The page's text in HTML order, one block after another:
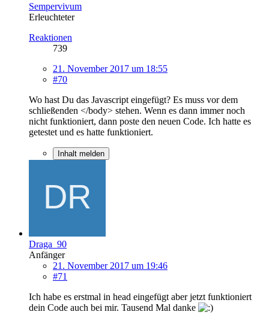
Sempervivum
Erleuchteter
Reaktionen
739
21. November 2017 um 18:55
#70
Wo hast Du das Javascript eingefügt? Es muss vor dem
schließenden </body> stehen. Wenn es dann immer noch
nicht funktioniert, dann poste den neuen Code. Ich hatte es
getestet und es hatte funktioniert.
Inhalt melden
Draga_90
Anfänger
21. November 2017 um 19:46
#71
Ich habe es erstmal in head eingefügt aber jetzt funktioniert
dein Code auch bei mir. Tausend Mal danke